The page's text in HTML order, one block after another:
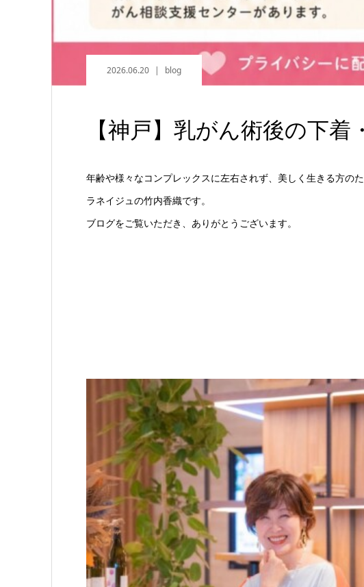
2026.06.20 blog
【神戸】乳がん術後の下
年齢や様々なコンプレックスに左右されず、美しく生きる方の
ラネイジュの竹内香織です。
ブログをご覧いただき、ありがとうございます。